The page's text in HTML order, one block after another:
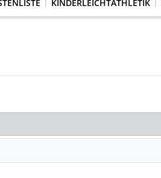
KINDERLEICHTATHLETIK